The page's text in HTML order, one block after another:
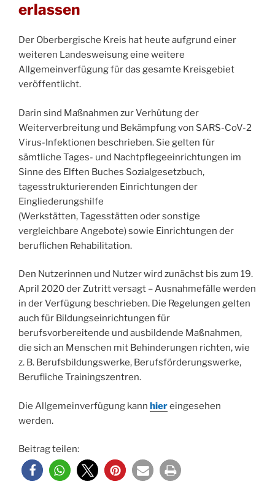
erlassen
Der Oberbergische Kreis hat heute aufgrund einer
weiteren Landesweisung eine weitere
Allgemeinverfügung für das gesamte Kreisgebiet
veröffentlicht.
Darin sind Maßnahmen zur Verhütung der
Weiterverbreitung und Bekämpfung von SARS-CoV-2
Virus-Infektionen beschrieben. Sie gelten für
sämtliche Tages- und Nachtpflegeeinrichtungen im
Sinne des Elften Buches Sozialgesetzbuch,
tagesstrukturierenden Einrichtungen der
Eingliederungshilfe
(Werkstätten, Tagesstätten oder sonstige
vergleichbare Angebote) sowie Einrichtungen der
beruflichen Rehabilitation.
Den Nutzerinnen und Nutzer wird zunächst bis zum 19.
April 2020 der Zutritt versagt – Ausnahmefälle werden
in der Verfügung beschrieben. Die Regelungen gelten
auch für Bildungseinrichtungen für
berufsvorbereitende und ausbildende Maßnahmen,
die sich an Menschen mit Behinderungen richten, wie
z. B. Berufsbildungswerke, Berufsförderungswerke,
Berufliche Trainingszentren.
Die Allgemeinverfügung kann hiereingesehen
werden.
Beitrag teilen: